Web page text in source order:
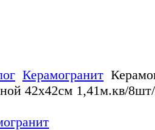
Керамогранит
42х42см 1,41м.кв/